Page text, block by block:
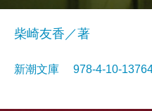
柴崎友香／著
新潮文庫 978-4-10-